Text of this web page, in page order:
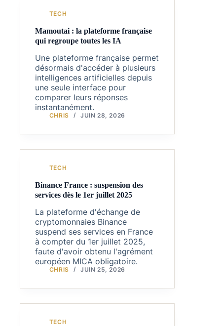
TECH
Mamoutai : la plateforme française
qui regroupe toutes les IA
Une plateforme française permet
désormais d'accéder à plusieurs
intelligences artificielles depuis
une seule interface pour
comparer leurs réponses
instantanément.
CHRIS JUIN 28, 2026
TECH
Binance France : suspension des
services dès le 1er juillet 2025
La plateforme d'échange de
cryptomonnaies Binance
suspend ses services en France
à compter du 1er juillet 2025,
faute d'avoir obtenu l'agrément
européen MICA obligatoire.
CHRIS JUIN 25, 2026
TECH